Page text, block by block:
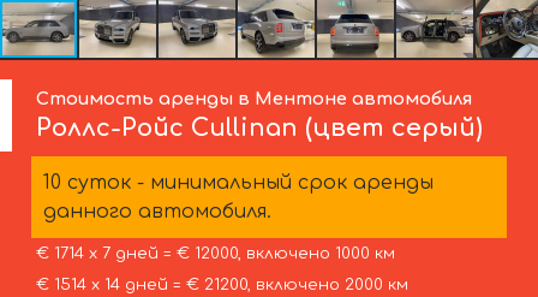
Стоимость аренды в Ментоне автомобиля
Роллс-Ройс Cullinan (цвет серый)
10 суток - минимальный срок аренды
данного автомобиля.
€ 1714 х 7 дней = € 12000, включено 1000 км
€ 1514 х 14 дней = € 21200, включено 2000 км